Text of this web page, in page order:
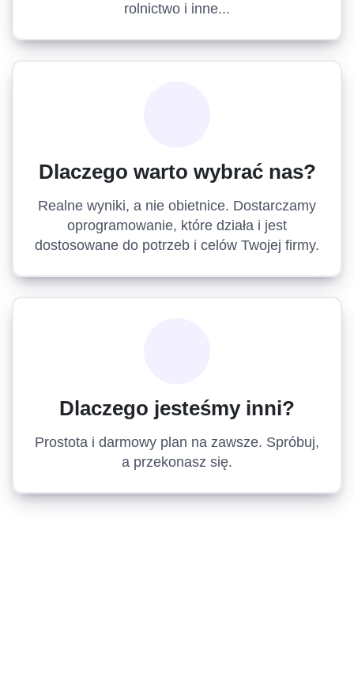
rolnictwo i inne...
Dlaczego warto wybrać nas?
Realne wyniki, a nie obietnice. Dostarczamy
oprogramowanie, które działa i jest
dostosowane do potrzeb i celów Twojej firmy.
Dlaczego jesteśmy inni?
Prostota i darmowy plan na zawsze. Spróbuj,
a przekonasz się.